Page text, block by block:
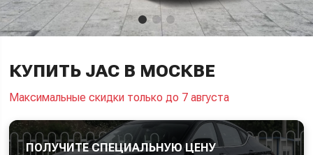
КУПИТЬ JAC В МОСКВЕ
Максимальные скидки только до 7 августа
ПОЛУЧИТЕ СПЕЦИАЛЬНУЮ ЦЕНУ